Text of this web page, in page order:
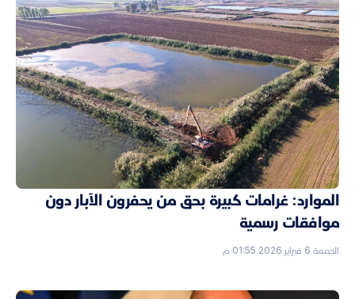
الموارد: غرامات كبيرة بحق من يحفرون الآبار دون
موافقات رسمية
الجمعة 6 فبراير 2026 01:55 م